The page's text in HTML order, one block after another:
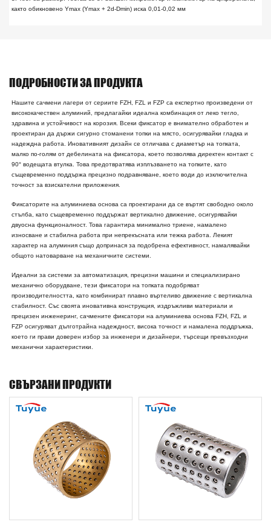
както обикновено Ymax (Ymax + 2d-Dmin) иска 0,01-0,02 мм
ПОДРОБНОСТИ ЗА ПРОДУКТА
Нашите сачмени лагери от сериите FZH, FZL и FZP са експертно произведени от
висококачествен алуминий, предлагайки идеална комбинация от леко тегло,
здравина и устойчивост на корозия. Всеки фиксатор е внимателно обработен и
проектиран да държи сигурно стоманени топки на място, осигурявайки гладка и
надеждна работа. Иновативният дизайн се отличава с диаметър на топката,
малко по-голям от дебелината на фиксатора, което позволява директен контакт с
90° водещата втулка. Това предотвратява изплъзването на топките, като
същевременно поддържа прецизно подравняване, което води до изключителна
точност за взискателни приложения.
Фиксаторите на алуминиева основа са проектирани да се въртят свободно около
стълба, като същевременно поддържат вертикално движение, осигурявайки
двуосна функционалност. Това гарантира минимално триене, намалено
износване и стабилна работа при непрекъсната или тежка работа. Лекият
характер на алуминия също допринася за подобрена ефективност, намалявайки
общото натоварване на механичните системи.
Идеални за системи за автоматизация, прецизни машини и специализирано
механично оборудване, тези фиксатори на топката подобряват
производителността, като комбинират плавно въртеливо движение с вертикална
стабилност. Със своята иновативна конструкция, издръжливи материали и
прецизен инженеринг, сачмените фиксатори на алуминиева основа FZH, FZL и
FZP осигуряват дълготрайна надеждност, висока точност и намалена поддръжка,
което ги прави доверен избор за инженери и дизайнери, търсещи превъзходни
механични характеристики.
СВЪРЗАНИ ПРОДУКТИ